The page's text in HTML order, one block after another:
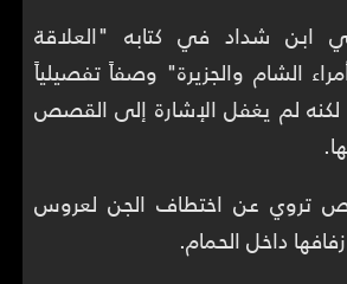
ابن شداد في كتابه "العلاقة
الشام والجزيرة" وصفاً تفصيلياً
لكنه لم يغفل الإشارة إلى القصص
تروي عن اختطاف الجن لعروس
داخل الحمام.